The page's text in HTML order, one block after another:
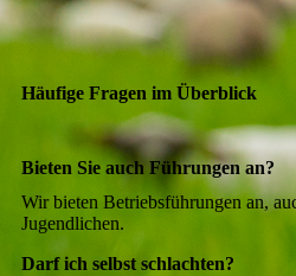
Häufige Fragen im Überblick
Bieten Sie auch Führungen an?
Wir bieten Betriebsführungen an,
Jugendlichen.
Darf ich selbst schlachten?